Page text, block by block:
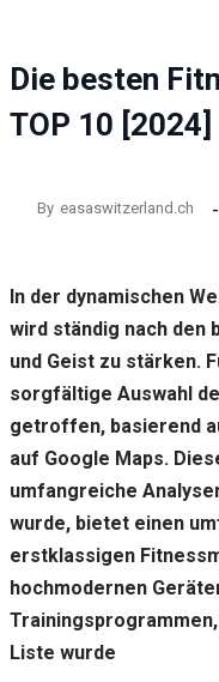
Die besten
TOP 10 [2024]
By easaswitzerland.ch
In der dynamischen
wird ständig nach den
und Geist zu stärken.
sorgfältige Auswahl
getroffen, basierend
auf Google Maps.
umfangreiche
wurde, bietet einen
erstklassigen
hochmodernen
Liste wurde
Erfahrung
während
möglich
funktioniert.
diese
Cookies
verschwinden
einige
Funktionen
von der
Website.
Marketing
Indem Sie uns Ihre
Interessen und Ihr